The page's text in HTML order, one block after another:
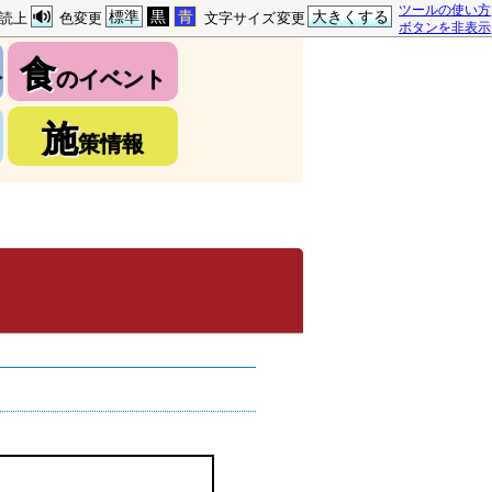
ツールの使い方
ボタンを非表示
文字サイズ変更 大きくする
色変更 標準 黒 青
上
食のイベント
施策情報